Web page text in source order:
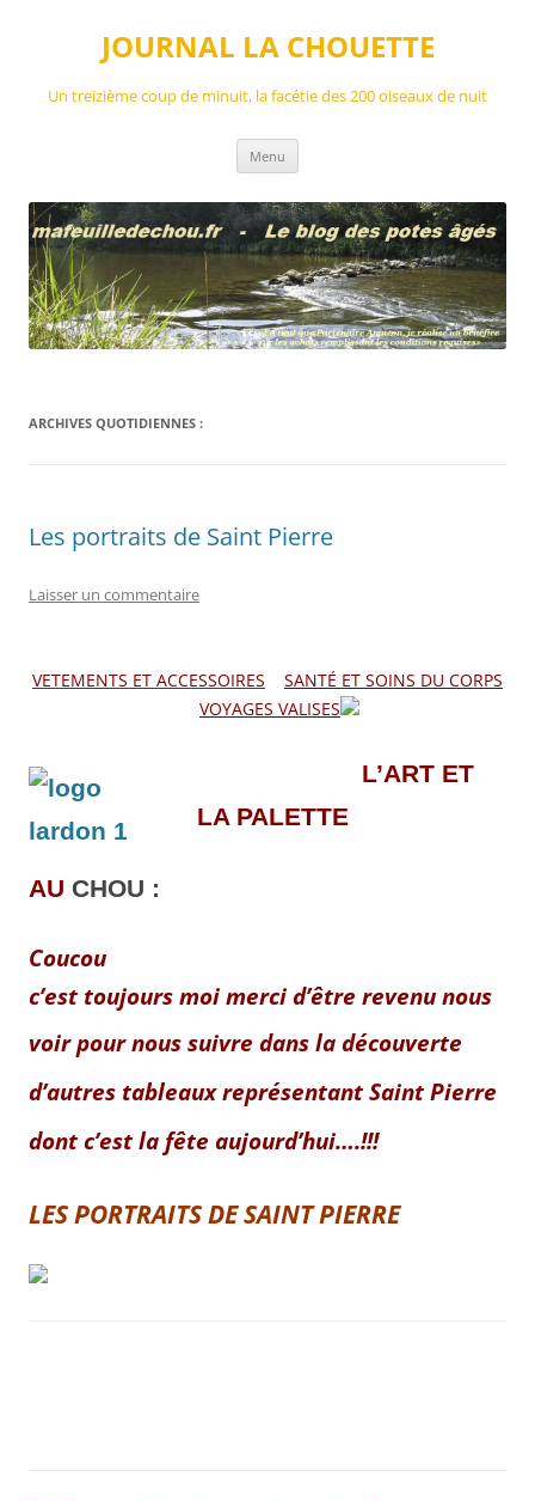
JOURNAL LA CHOUETTE
Un treizième coup de minuit, la facétie des 200 oiseaux de nuit
Menu
ARCHIVES QUOTIDIENNES :
Les portraits de Saint Pierre
Laisser un commentaire
VETEMENTS ET ACCESSOIRES
SANTÉ ET SOINS DU CORPS
VOYAGES VALISES
L’ART ET
LA PALETTE
AU CHOU :
Coucou
c’est toujours moi merci d’être revenu nous
voir pour nous suivre dans la découverte
d’autres tableaux représentant Saint Pierre
dont c’est la fête aujourd’hui….!!!
LES PORTRAITS DE SAINT PIERRE